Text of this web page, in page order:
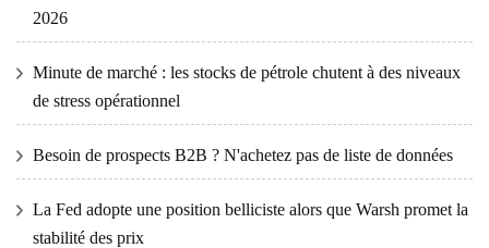
2026
Minute de marché : les stocks de pétrole chutent à des niveaux
de stress opérationnel
Besoin de prospects B2B ? N'achetez pas de liste de données
La Fed adopte une position belliciste alors que Warsh promet la
stabilité des prix